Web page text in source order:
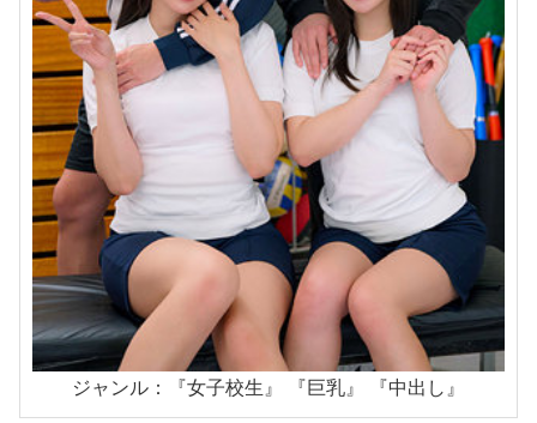
ジャンル：『女子校生』 『巨乳』 『中出し』